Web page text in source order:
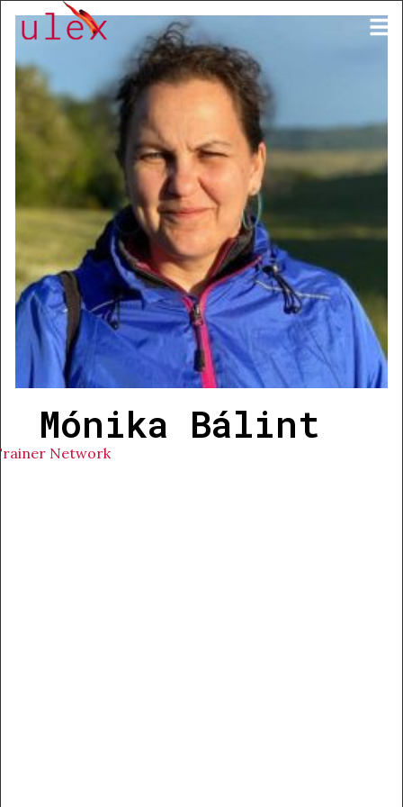
Mónika Bálint
Network